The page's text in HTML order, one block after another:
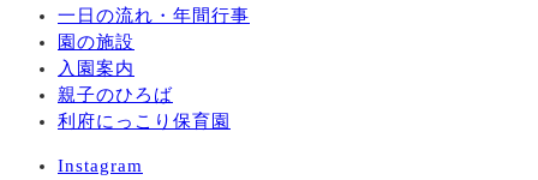
一日の流れ・年間行事
園の施設
入園案内
親子のひろば
利府にっこり保育園
Instagram